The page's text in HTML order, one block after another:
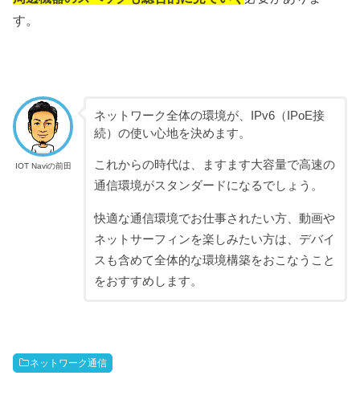
す。
IOT Naviの前田
ネットワーク全体の環境が、IPv6（IPoE接
続）の使い心地を決めます。
これからの時代は、ますます大容量で高速の
通信環境がスタンダードになるでしょう。
快適な通信環境でお仕事されたい方、動画や
ネットサーフィンを楽しみたい方は、デバイ
スも含めて全体的な環境構築をおこなうこと
をおすすめします。
ネットワーク通信